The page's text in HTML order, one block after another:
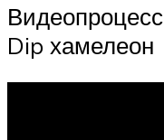
Dip хамелеон